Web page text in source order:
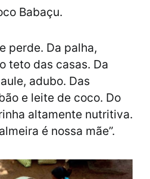
Babaçu.
perde. Da palha,
teto das casas. Da
adubo. Das
e leite de coco. Do
altamente nutritiva.
é nossa mãe”.